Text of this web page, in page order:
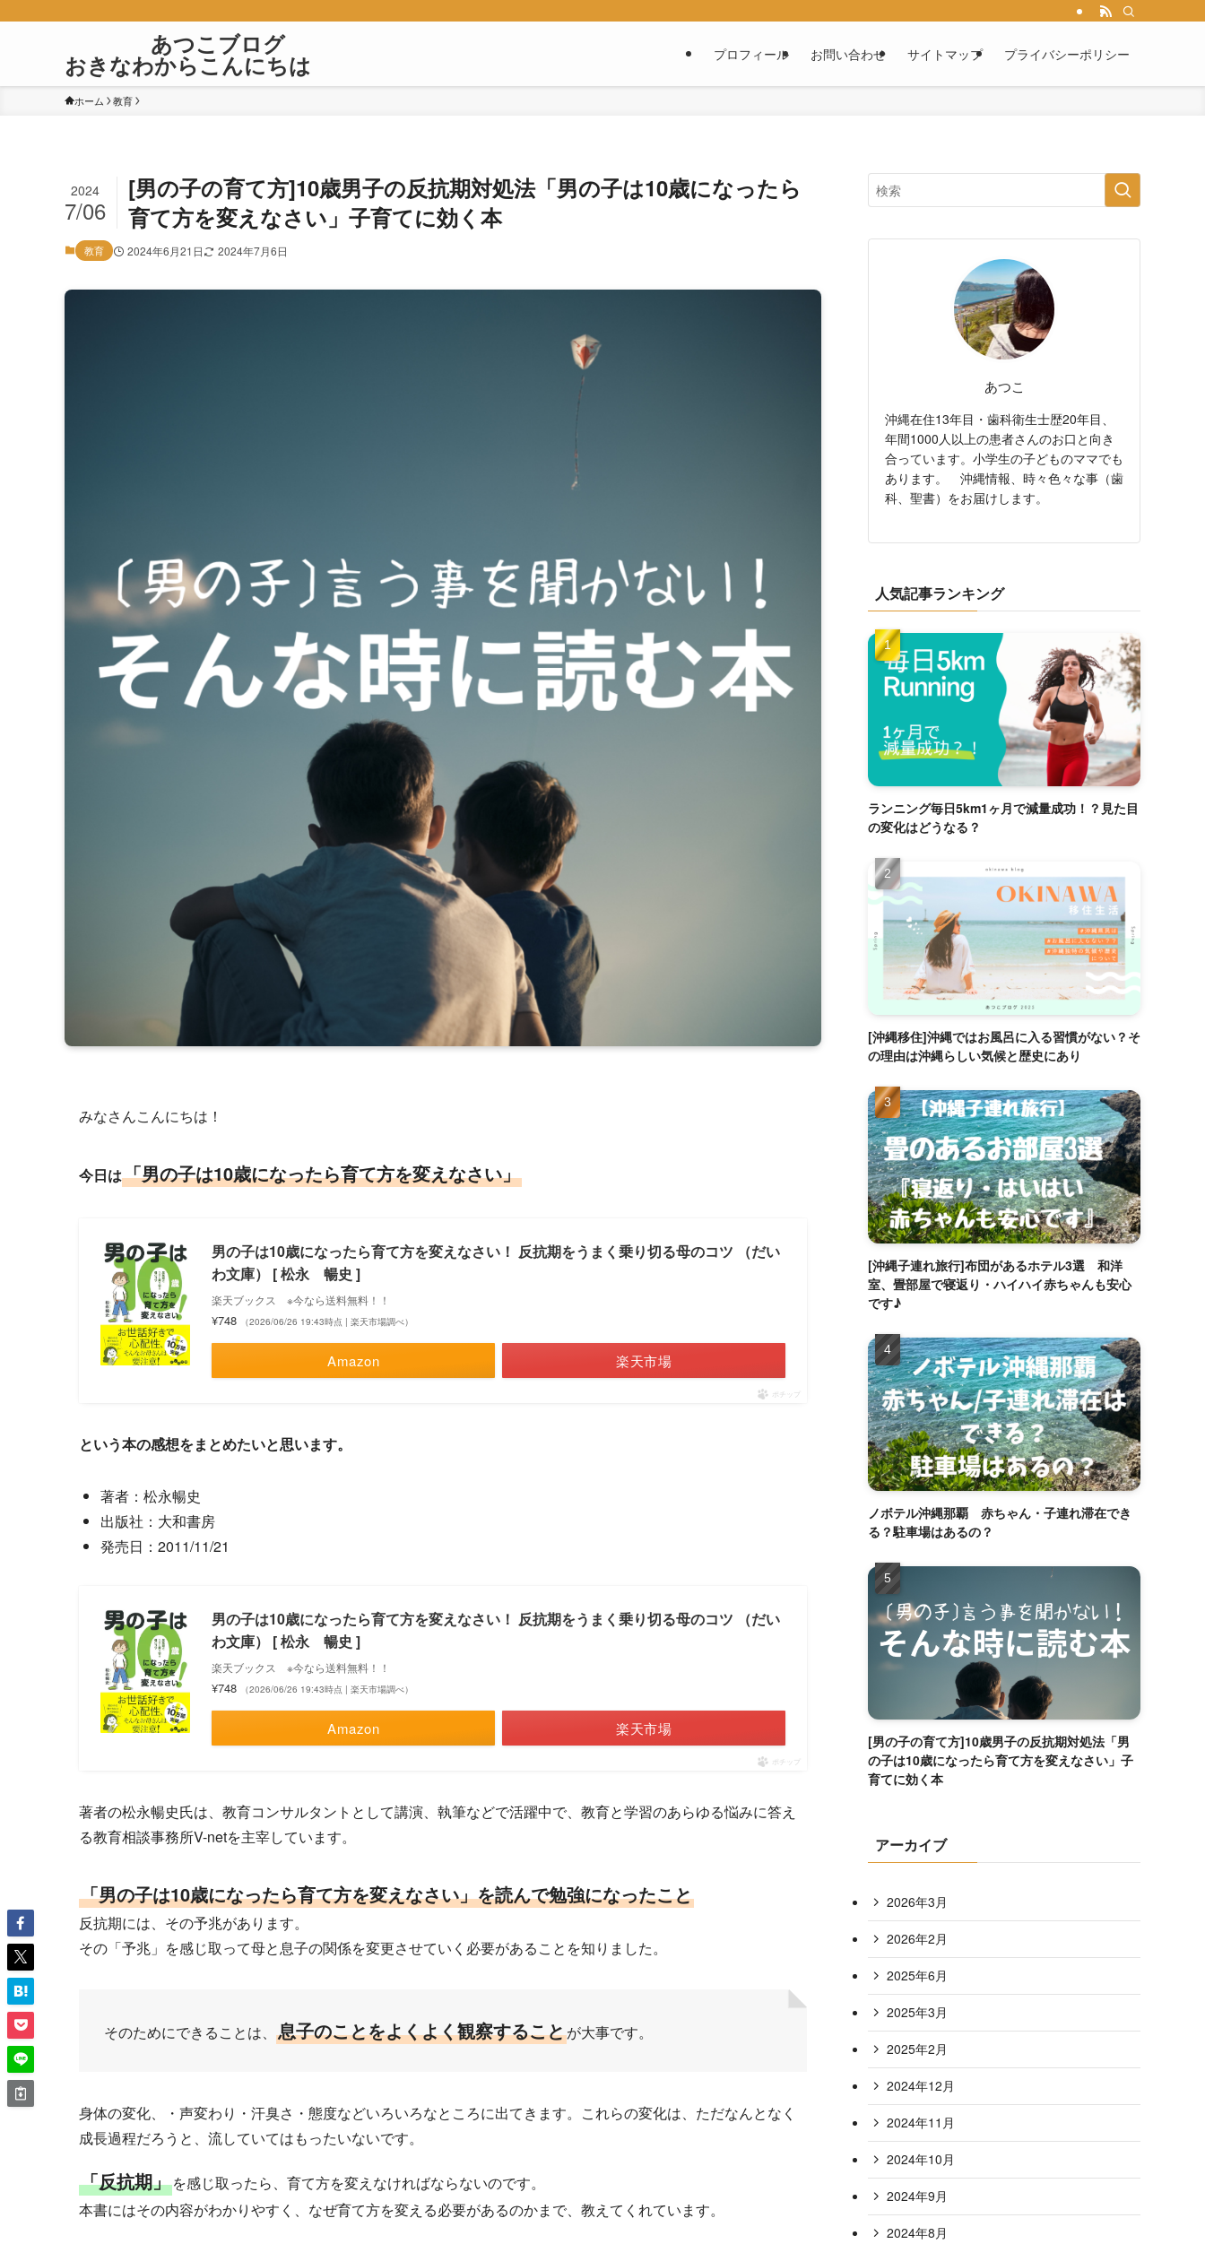
あつこブログ
おきなわからこんにちは プロフィール お問い合わせ サイトマップ プライバシーポリシー
ホーム 教育
[男の子の育て方]10歳男子の反抗期対処法「男の子は10歳になったら
育て方を変えなさい」子育てに効く本
2024
7/06
教育 2024年6月21日 2024年7月6日
みなさんこんにちは！
今日は「男の子は10歳になったら育て方を変えなさい」
男の子は10歳になったら育て方を変えなさい！ 反抗期をうまく乗り切る母のコツ （だい
わ文庫） [ 松永 暢史 ]
楽天ブックス ※今なら送料無料！！
¥748 （2026/06/26 19:43時点 | 楽天市場調べ）
Amazon 楽天市場
ポチップ
という本の感想をまとめたいと思います。
著者：松永暢史
出版社：大和書房
発売日：2011/11/21
男の子は10歳になったら育て方を変えなさい！ 反抗期をうまく乗り切る母のコツ （だい
わ文庫） [ 松永 暢史 ]
楽天ブックス ※今なら送料無料！！
¥748 （2026/06/26 19:43時点 | 楽天市場調べ）
Amazon 楽天市場
ポチップ
著者の松永暢史氏は、教育コンサルタントとして講演、執筆などで活躍中で、教育と学習のあらゆる悩みに答え
る教育相談事務所V-netを主宰しています。
「男の子は10歳になったら育て方を変えなさい」を読んで勉強になったこと
反抗期には、その予兆があります。
その「予兆」を感じ取って母と息子の関係を変更させていく必要があることを知りました。
そのためにできることは、 息子のことをよくよく観察することが大事です。
身体の変化、・声変わり・汗臭さ・態度などいろいろなところに出てきます。これらの変化は、ただなんとなく
成長過程だろうと、流していてはもったいないです。
「反抗期」を感じ取ったら、育て方を変えなければならないのです。
本書にはその内容がわかりやすく、なぜ育て方を変える必要があるのかまで、教えてくれています。
あつこ
沖縄在住13年目・歯科衛生士歴20年目、
年間1000人以上の患者さんのお口と向き
合っています。小学生の子どものママでも
あります。 沖縄情報、時々色々な事（歯
科、聖書）をお届けします。
人気記事ランキング
ランニング毎日5km1ヶ月で減量成功！？見た目
の変化はどうなる？
[沖縄移住]沖縄ではお風呂に入る習慣がない？そ
の理由は沖縄らしい気候と歴史にあり
[沖縄子連れ旅行]布団があるホテル3選 和洋
室、畳部屋で寝返り・ハイハイ赤ちゃんも安心
です♪
ノボテル沖縄那覇 赤ちゃん・子連れ滞在でき
る？駐車場はあるの？
[男の子の育て方]10歳男子の反抗期対処法「男
の子は10歳になったら育て方を変えなさい」子
育てに効く本
アーカイブ
2026年3月
2026年2月
2025年6月
2025年3月
2025年2月
2024年12月
2024年11月
2024年10月
2024年9月
2024年8月